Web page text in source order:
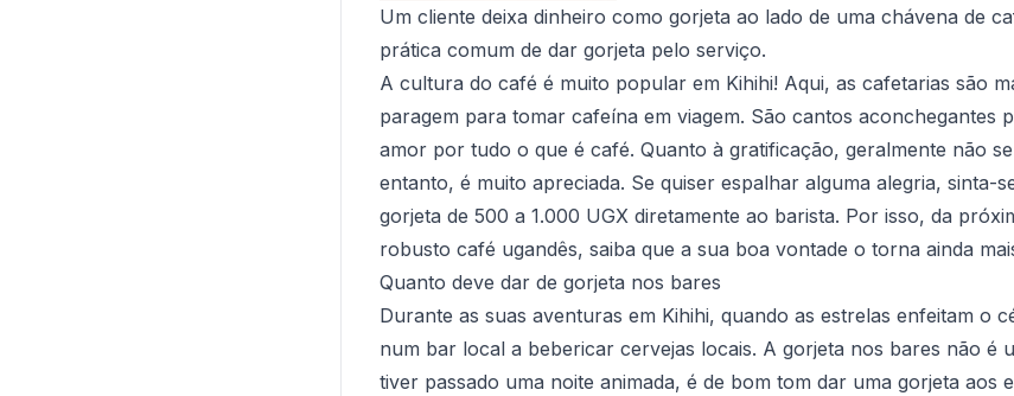
Um cliente deixa dinheiro como gorjeta ao lado de uma chávena de
prática comum de dar gorjeta pelo serviço.
A cultura do café é muito popular em Kihihi! Aqui, as cafetarias são
paragem para tomar cafeína em viagem. São cantos aconchegantes
amor por tudo o que é café. Quanto à gratificação, geralmente não
entanto, é muito apreciada. Se quiser espalhar alguma alegria, sinta-
gorjeta de 500 a 1.000 UGX diretamente ao barista. Por isso, da
robusto café ugandês, saiba que a sua boa vontade o torna ainda
Quanto deve dar de gorjeta nos bares
Durante as suas aventuras em Kihihi, quando as estrelas enfeitam o
num bar local a bebericar cervejas locais. A gorjeta nos bares não é
tiver passado uma noite animada, é de bom tom dar uma gorjeta aos